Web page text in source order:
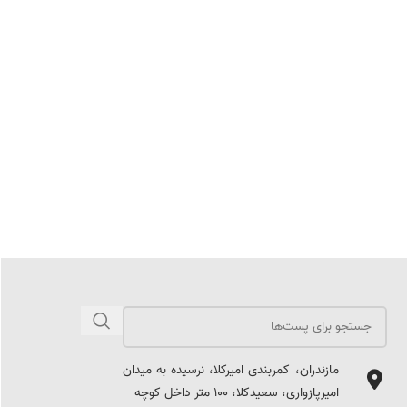
مازندران، کمربندی امیرکلا، نرسیده به میدان
امیرپازواری، سعیدکلا، 100 متر داخل کوچه